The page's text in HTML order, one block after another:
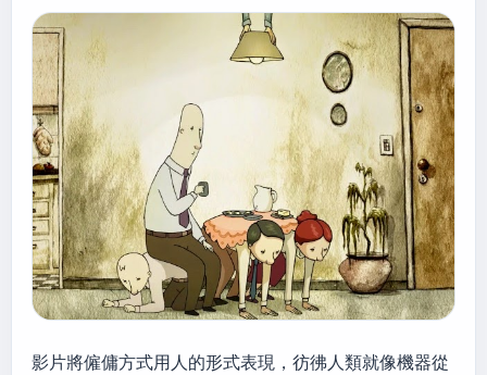
影片將僱傭方式用人的形式表現，彷彿人類就像機器從